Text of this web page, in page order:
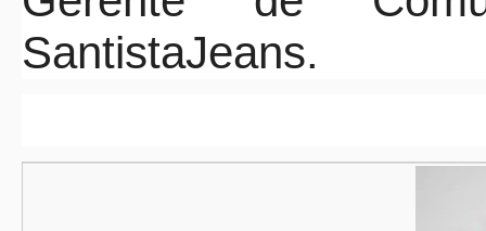
SantistaJeans.